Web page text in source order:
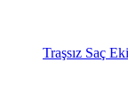
Traşsız Saç